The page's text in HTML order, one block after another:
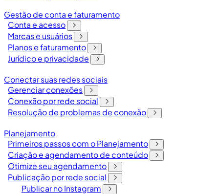
Gestão de conta e faturamento
Conta e acesso
Marcas e usuários
Planos e faturamento
Jurídico e privacidade
Conectar suas redes sociais
Gerenciar conexões
Conexão por rede social
Resolução de problemas de conexão
Planejamento
Primeiros passos com o Planejamento
Criação e agendamento de conteúdo
Otimize seu agendamento
Publicação por rede social
Publicar no Instagram